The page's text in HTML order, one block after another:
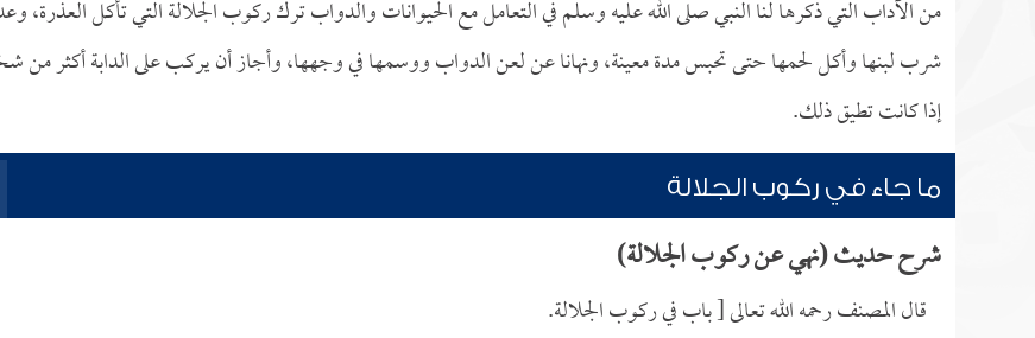
من الآداب التي ذكرها لنا النبي صلى الله عليه وسلم في التعامل مع الحيوانات والدواب ترك ركوب الجلالة التي تأكل العذرة،
شرب لبنها وأكل لحمها حتى تحبس مدة معينة، ونهانا عن لعن الدواب ووسمها في وجهها، وأجاز أن يركب على الدابة أكثر
إذا كانت تطيق ذلك.
ما جاء في ركوب الجلالة
شرح حديث (نهي عن ركوب الجلالة)
قال المصنف رحمه الله تعالى [ باب في ركوب الجلالة.